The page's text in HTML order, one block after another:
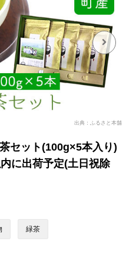
出典：ふるさと本舗
セット(100g×5本入り)
に出荷予定(土日祝除
緑茶